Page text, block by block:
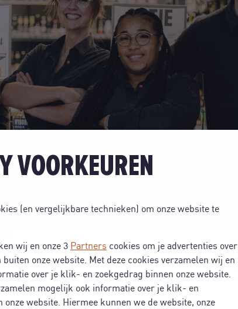
VOORKEUREN
(en vergelijkbare technieken) om onze website te
wij en onze 3 Partners cookies om je advertenties over
buiten onze website. Met deze cookies verzamelen wij en
over je klik- en zoekgedrag binnen onze website.
mogelijk ook informatie over je klik- en
onze website. Hiermee kunnen we de website, onze
10 km